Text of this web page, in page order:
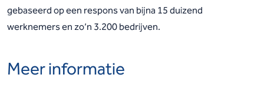
gebaseerd op een respons van bijna 15 duizend
werknemers en zo’n 3.200 bedrijven.
Meer informatie